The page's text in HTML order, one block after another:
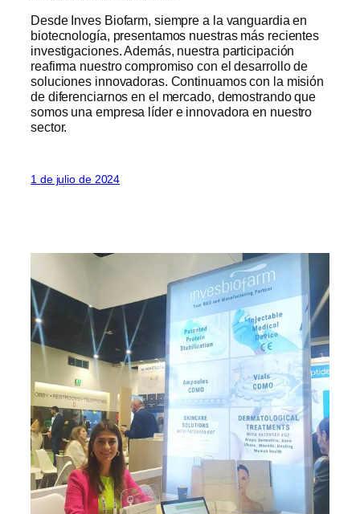
Desde Inves Biofarm, siempre a la vanguardia en
biotecnología, presentamos nuestras más recientes
investigaciones. Además, nuestra participación
reafirma nuestro compromiso con el desarrollo de
soluciones innovadoras. Continuamos con la misión
de diferenciarnos en el mercado, demostrando que
somos una empresa líder e innovadora en nuestro
sector.
1 de julio de 2024